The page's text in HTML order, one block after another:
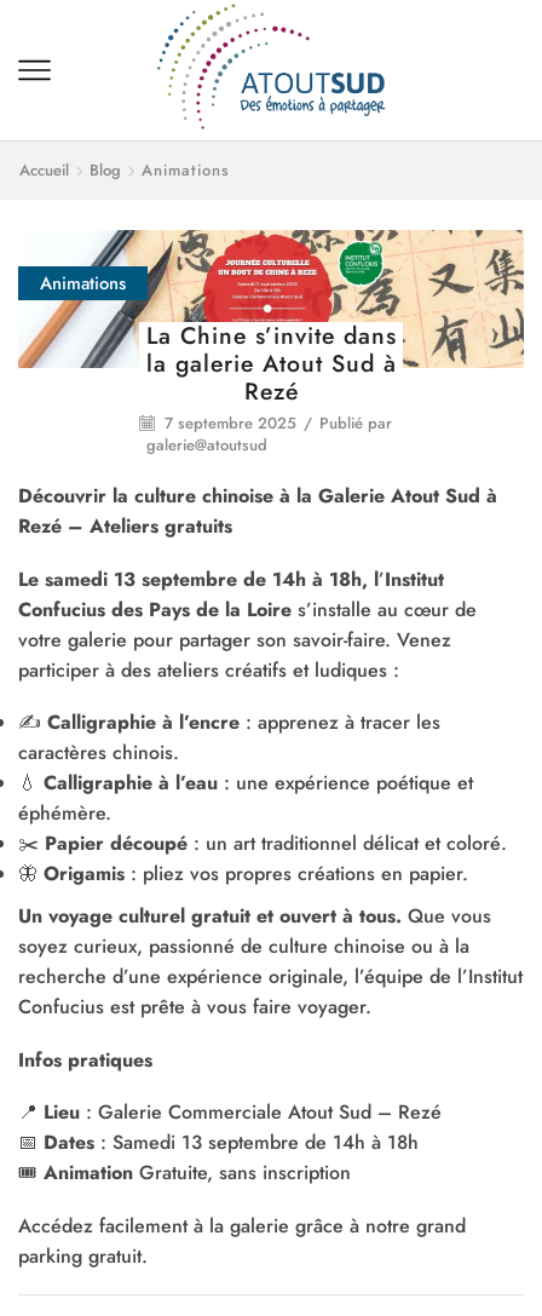
Accueil Blog Animations
Animations
La Chine s’invite dans
la galerie Atout Sud à
Rezé
7 septembre 2025 / Publié par
galerie@atoutsud
Découvrir la culture chinoise à la Galerie Atout Sud à
Rezé – Ateliers gratuits
Le samedi 13 septembre de 14h à 18h, l’Institut
Confucius des Pays de la Loire s’installe au cœur de
votre galerie pour partager son savoir-faire. Venez
participer à des ateliers créatifs et ludiques :
✍️ Calligraphie à l’encre : apprenez à tracer les
caractères chinois.
💧 Calligraphie à l’eau : une expérience poétique et
éphémère.
✂️ Papier découpé : un art traditionnel délicat et coloré.
🦋 Origamis : pliez vos propres créations en papier.
Un voyage culturel gratuit et ouvert à tous. Que vous
soyez curieux, passionné de culture chinoise ou à la
recherche d’une expérience originale, l’équipe de l’Institut
Confucius est prête à vous faire voyager.
Infos pratiques
📍 Lieu : Galerie Commerciale Atout Sud – Rezé
📅 Dates : Samedi 13 septembre de 14h à 18h
🎟 Animation Gratuite, sans inscription
Accédez facilement à la galerie grâce à notre grand
parking gratuit.